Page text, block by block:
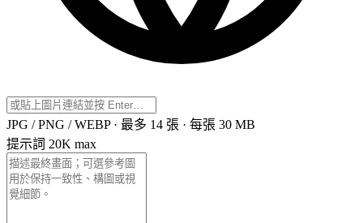
JPG / PNG / WEBP · 最多 14 張 · 每張 30 MB
提示詞 20K max